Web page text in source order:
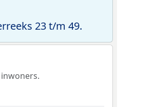
23 t/m 49.